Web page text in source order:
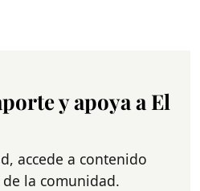
y apoya a El
accede a contenido
la comunidad.